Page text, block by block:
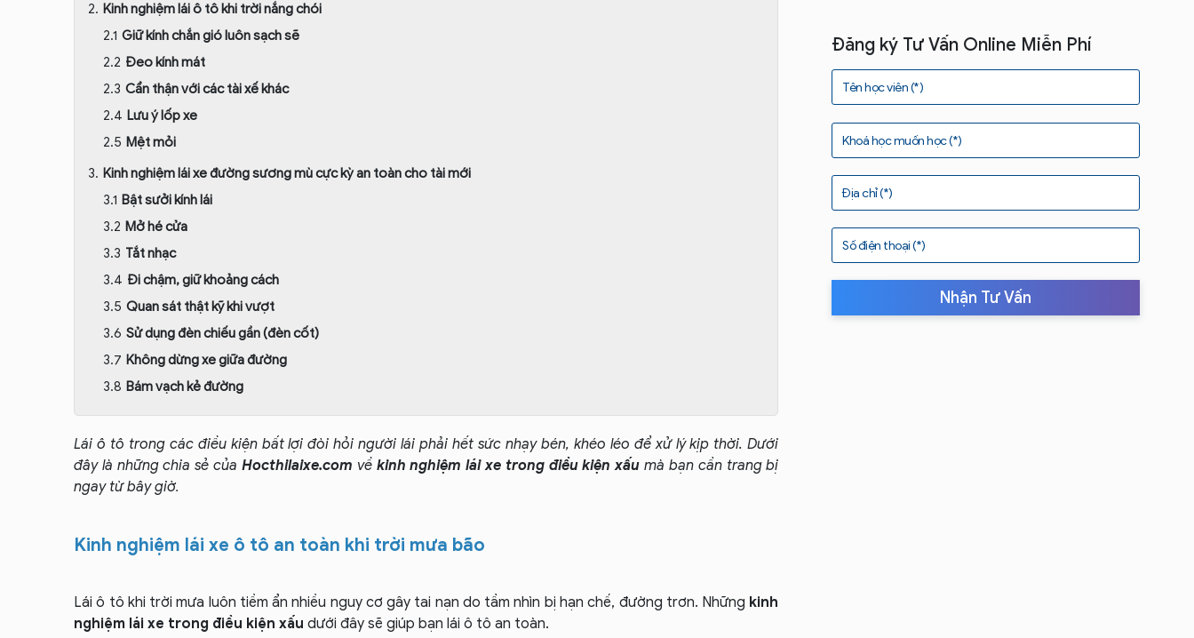
Kinh nghiệm lái ô tô khi trời nắng chói
Giữ kính chắn gió luôn sạch sẽ
Đeo kính mát
Cẩn thận với các tài xế khác
Lưu ý lốp xe
Mệt mỏi
Kinh nghiệm lái xe đường sương mù cực kỳ an toàn cho tài mới
Bật sưởi kính lái
Mở hé cửa
Tắt nhạc
Đi chậm, giữ khoảng cách
Quan sát thật kỹ khi vượt
Sử dụng đèn chiếu gần (đèn cốt)
Không dừng xe giữa đường
Bám vạch kẻ đường
Lái ô tô trong các điều kiện bất lợi đòi hỏi người lái phải hết sức nhạy bén, khéo léo để xử lý kịp thời. Dưới
đây là những chia sẻ của Hocthilaixe.com về kinh nghiệm lái xe trong điều kiện xấumà bạn cần trang bị
ngay từ bây giờ.
Kinh nghiệm lái xe ô tô an toàn khi trời mưa bão
Lái ô tô khi trời mưa luôn tiềm ẩn nhiều nguy cơ gây tai nạn do tầm nhìn bị hạn chế, đường trơn. Những kinh
nghiệm lái xe trong điều kiện xấu dưới đây sẽ giúp bạn lái ô tô an toàn.
Đăng ký Tư Vấn Online Miễn Phí
Tên học viên (*)
Khoá học muốn học (*)
Địa chỉ (*)
Số điện thoại (*)
Nhận Tư Vấn